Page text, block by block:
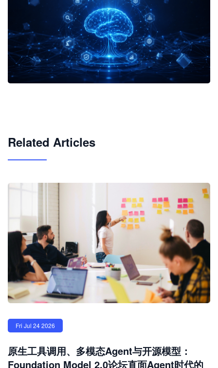
Related Articles
Fri Jul 24 2026
原生工具调用、多模态Agent与开源模型：
Foundation Model 2.0论坛直面Agent时代的